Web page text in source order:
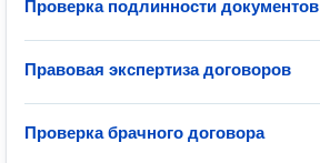
Проверка подлинности документов
Правовая экспертиза договоров
Проверка брачного договора